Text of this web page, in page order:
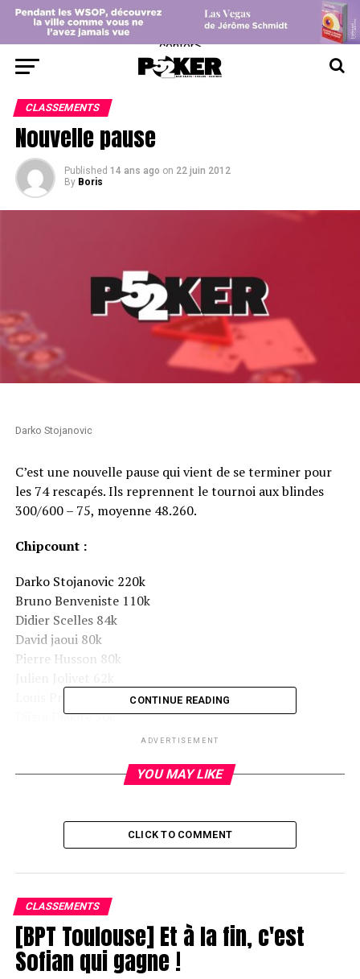
center>
CLASSEMENTS
Nouvelle pause
Published 14 ans ago on 22 juin 2012
By Boris
Darko Stojanovic
C’est une nouvelle pause qui vient de se terminer pour
les 74 rescapés. Ils reprennent le tournoi aux blindes
300/600 – 75, moyenne 48.260.
Chipcount :
Darko Stojanovic 220k
Bruno Benveniste 110k
Didier Scelles 84k
David jaoui 80k
Pierre Husson 80k
Djigui Diakite 50k
JB Bot 26k
RELATED TOPICS:
UP NEXT
Vincent Londez élimine Simon Abitbol
DON'T MISS
King high
CONTINUE READING
ADVERTISEMENT
YOU MAY LIKE
CLICK TO COMMENT
CLASSEMENTS
[BPT Toulouse] Et à la fin, c'est
Sofian qui gagne !